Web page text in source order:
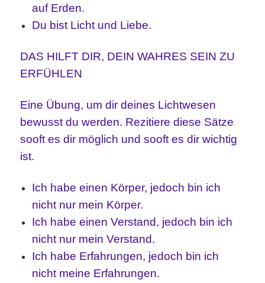
auf Erden.
Du bist Licht und Liebe.
DAS HILFT DIR, DEIN WAHRES SEIN ZU
ERFÜHLEN
Eine Übung, um dir deines Lichtwesen
bewusst du werden. Rezitiere diese Sätze
sooft es dir möglich und sooft es dir wichtig
ist.
Ich habe einen Körper, jedoch bin ich
nicht nur mein Körper.
Ich habe einen Verstand, jedoch bin ich
nicht nur mein Verstand.
Ich habe Erfahrungen, jedoch bin ich
nicht meine Erfahrungen.